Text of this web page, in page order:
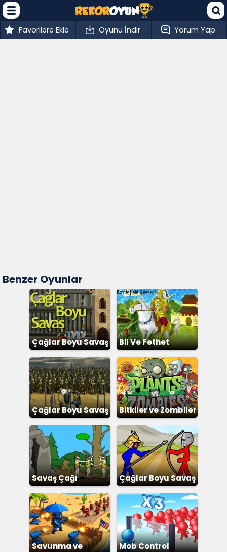
Favorilere Ekle Oyunu İndir Yorum Yap
Benzer Oyunlar
Çağlar Boyu Savaş Bil Ve Fethet
Çağlar Boyu Savaş
2
Bitkiler ve Zombiler
Savaş Çağı
Çağlar Boyu Savaş
3
Savunma ve
Mob Control